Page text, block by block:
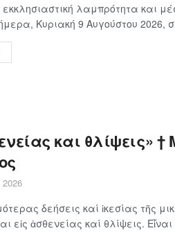
εκκλησιαστική λαμπρότητα και
Κυριακή 9 Αυγούστου 2026,
και θλίψεις»
δεήσεις καί ἱκεσίας τῆς
εἰς ἀσθενείας καί θλίψεις.